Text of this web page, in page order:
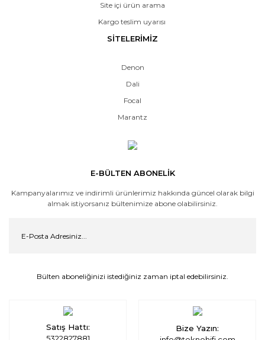
Site içi ürün arama
Kargo teslim uyarısı
SİTELERİMİZ
Denon
Dali
Focal
Marantz
E-BÜLTEN ABONELİK
Kampanyalarımız ve indirimli ürünlerimiz hakkında güncel olarak bilgi
almak istiyorsanız bültenimize abone olabilirsiniz.
Bülten aboneliğinizi istediğiniz zaman iptal edebilirsiniz.
Satış Hattı:
Bize Yazın: